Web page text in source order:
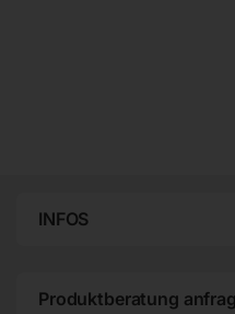
INFOS
Produktberatung